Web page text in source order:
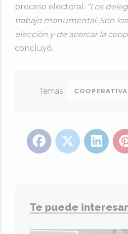
proceso electoral. “Los
trabajo monumental. Son
elección y de acercar la
concluyó.
Te puede interesar